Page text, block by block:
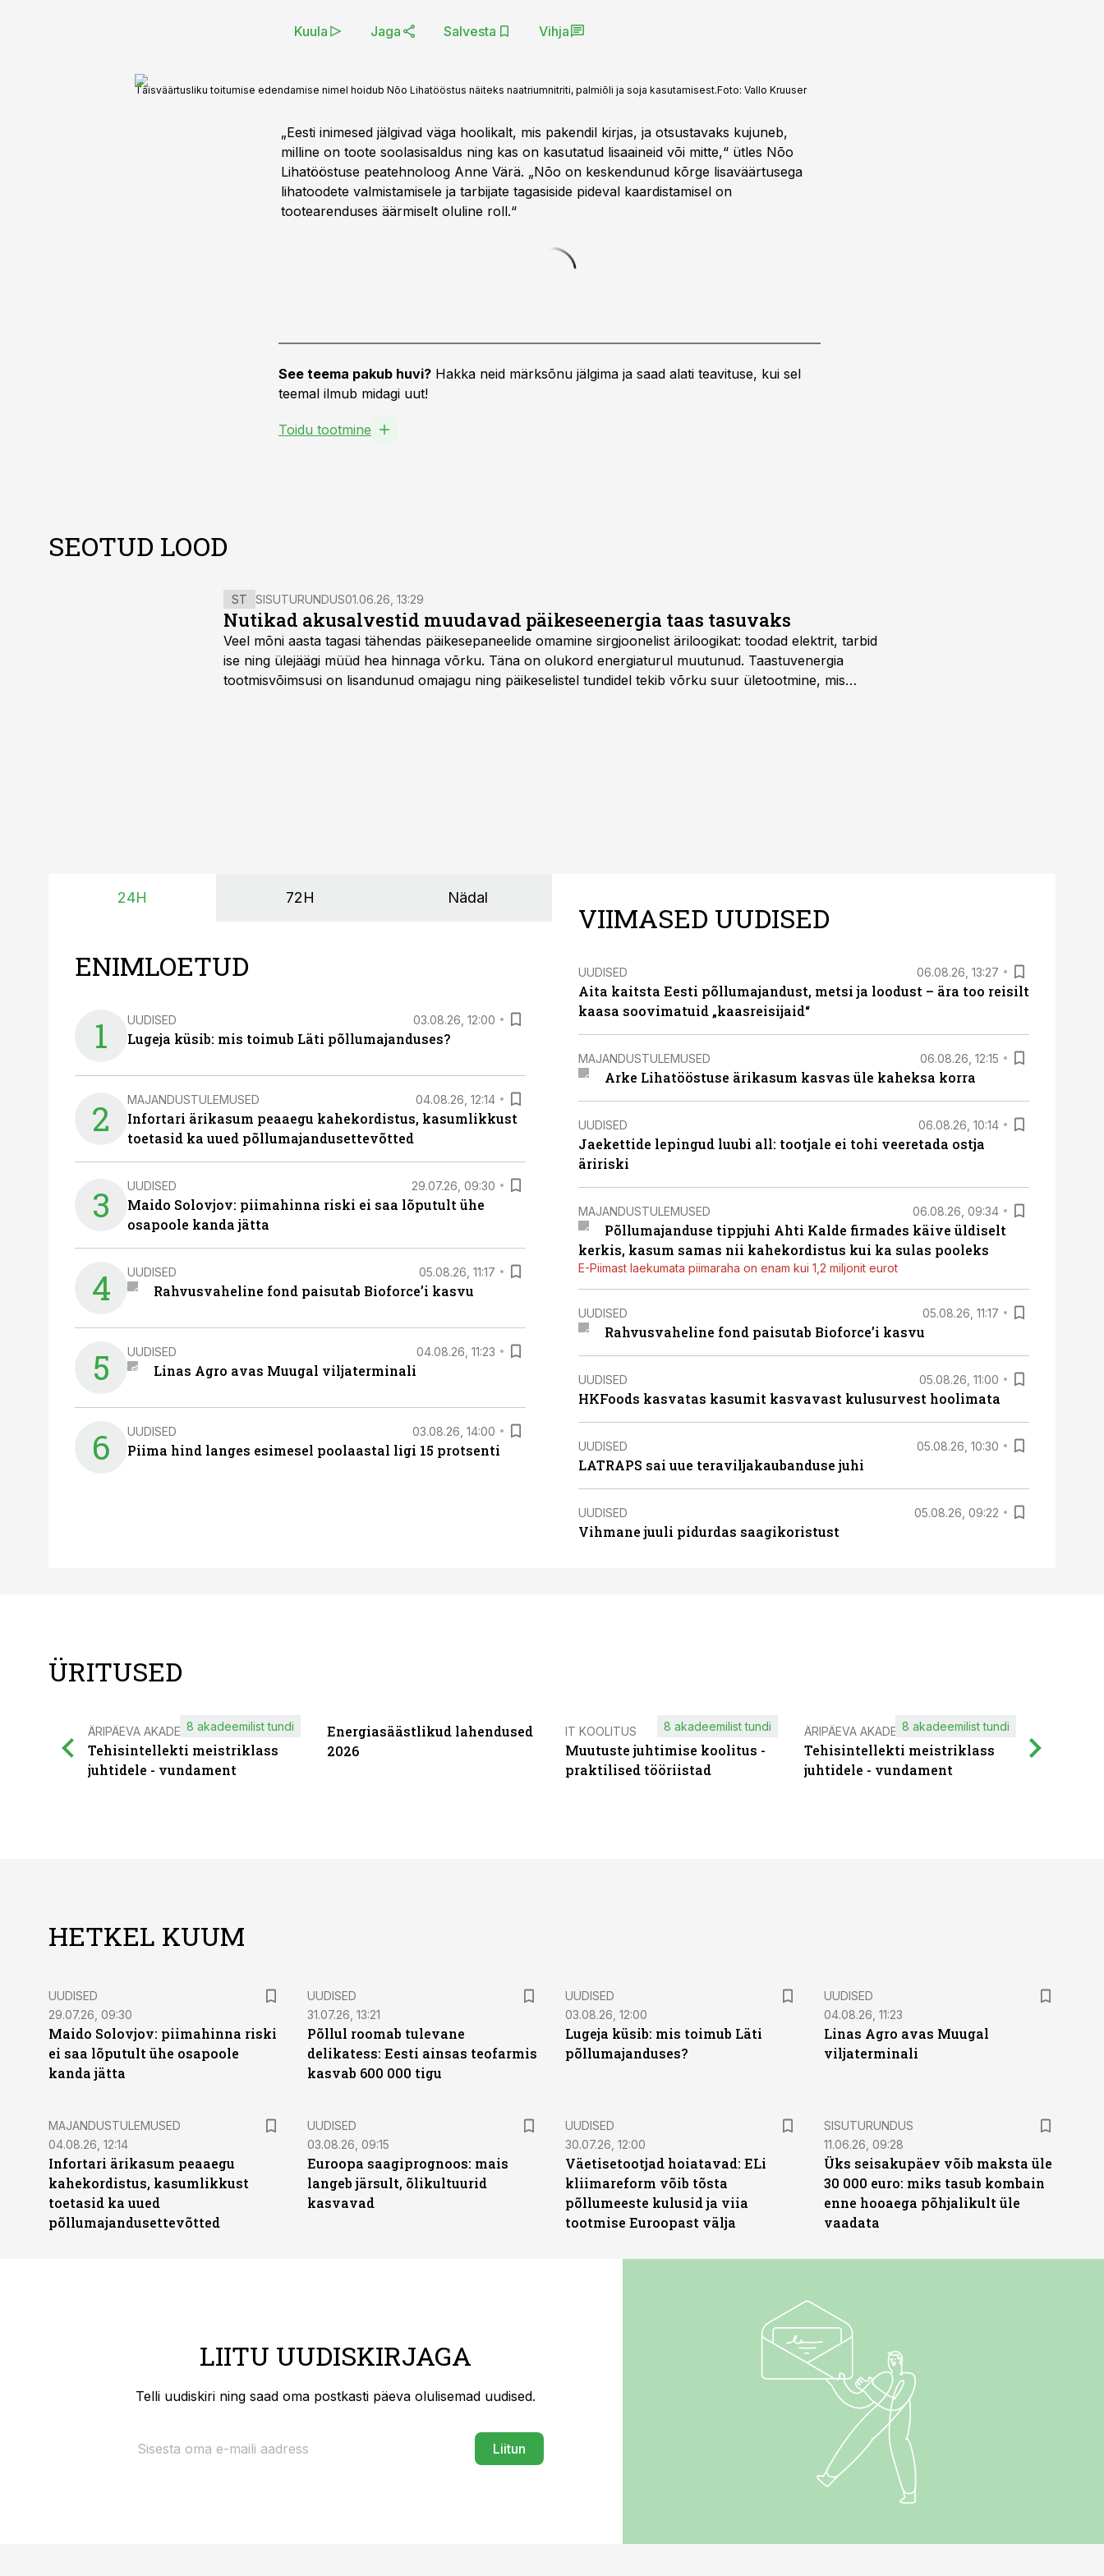
Kuula Jaga Salvesta Vihja
Täisväärtusliku toitumise edendamise nimel hoidub Nõo Lihatööstus näiteks naatriumnitriti, palmiõli ja soja kasutamisest.Foto: Vallo Kruuser
„Eesti inimesed jälgivad väga hoolikalt, mis pakendil kirjas, ja otsustavaks kujuneb,
milline on toote soolasisaldus ning kas on kasutatud lisaaineid või mitte,“ ütles Nõo
Lihatööstuse peatehnoloog Anne Värä. „Nõo on keskendunud kõrge lisaväärtusega
lihatoodete valmistamisele ja tarbijate tagasiside pideval kaardistamisel on
tootearenduses äärmiselt oluline roll.“
See teema pakub huvi? Hakka neid märksõnu jälgima ja saad alati teavituse, kui sel
teemal ilmub midagi uut!
Toidu tootmine
SEOTUD LOOD
ST SISUTURUNDUS01.06.26, 13:29
Nutikad akusalvestid muudavad päikeseenergia taas tasuvaks
Veel mõni aasta tagasi tähendas päikesepaneelide omamine sirgjoonelist äriloogikat: toodad elektrit, tarbid
ise ning ülejäägi müüd hea hinnaga võrku. Täna on olukord energiaturul muutunud. Taastuvenergia
tootmisvõimsusi on lisandunud omajagu ning päikeselistel tundidel tekib võrku suur ületootmine, mis
24H 72H Nädal
ENIMLOETUD
1 UUDISED 03.08.26, 12:00
Lugeja küsib: mis toimub Läti põllumajanduses?
2 MAJANDUSTULEMUSED 04.08.26, 12:14
Infortari ärikasum peaaegu kahekordistus, kasumlikkust
toetasid ka uued põllumajandusettevõtted
3 UUDISED 29.07.26, 09:30
Maido Solovjov: piimahinna riski ei saa lõputult ühe
osapoole kanda jätta
4 UUDISED 05.08.26, 11:17
Rahvusvaheline fond paisutab Bioforce’i kasvu
5 UUDISED 04.08.26, 11:23
Linas Agro avas Muugal viljaterminali
6 UUDISED 03.08.26, 14:00
Piima hind langes esimesel poolaastal ligi 15 protsenti
VIIMASED UUDISED
UUDISED 06.08.26, 13:27
Aita kaitsta Eesti põllumajandust, metsi ja loodust – ära too reisilt
kaasa soovimatuid „kaasreisijaid“
MAJANDUSTULEMUSED 06.08.26, 12:15
Arke Lihatööstuse ärikasum kasvas üle kaheksa korra
UUDISED 06.08.26, 10:14
Jaekettide lepingud luubi all: tootjale ei tohi veeretada ostja
äririski
MAJANDUSTULEMUSED 06.08.26, 09:34
Põllumajanduse tippjuhi Ahti Kalde firmades käive üldiselt
kerkis, kasum samas nii kahekordistus kui ka sulas pooleks
E-Piimast laekumata piimaraha on enam kui 1,2 miljonit eurot
UUDISED 05.08.26, 11:17
Rahvusvaheline fond paisutab Bioforce’i kasvu
UUDISED 05.08.26, 11:00
HKFoods kasvatas kasumit kasvavast kulusurvest hoolimata
UUDISED 05.08.26, 10:30
LATRAPS sai uue teraviljakaubanduse juhi
UUDISED 05.08.26, 09:22
Vihmane juuli pidurdas saagikoristust
ÜRITUSED
ÄRIPÄEVA AKADEEMIA
Tehisintellekti meistriklass
juhtidele - vundament
8 akadeemilist tundi
Energiasäästlikud lahendused
2026
IT KOOLITUS
Muutuste juhtimise koolitus -
praktilised tööriistad
8 akadeemilist tundi ÄRIPÄEVA AKADEEMIA
Tehisintellekti meistriklass
juhtidele - vundament
8 akadeemilist tundi
HETKEL KUUM
UUDISED
29.07.26, 09:30
Maido Solovjov: piimahinna riski
ei saa lõputult ühe osapoole
kanda jätta
UUDISED
31.07.26, 13:21
Põllul roomab tulevane
delikatess: Eesti ainsas teofarmis
kasvab 600 000 tigu
UUDISED
03.08.26, 12:00
Lugeja küsib: mis toimub Läti
põllumajanduses?
UUDISED
04.08.26, 11:23
Linas Agro avas Muugal
viljaterminali
MAJANDUSTULEMUSED
04.08.26, 12:14
Infortari ärikasum peaaegu
kahekordistus, kasumlikkust
toetasid ka uued
põllumajandusettevõtted
UUDISED
03.08.26, 09:15
Euroopa saagiprognoos: mais
langeb järsult, õlikultuurid
kasvavad
UUDISED
30.07.26, 12:00
Väetisetootjad hoiatavad: ELi
kliimareform võib tõsta
põllumeeste kulusid ja viia
tootmise Euroopast välja
ST
SISUTURUNDUS
11.06.26, 09:28
Üks seisakupäev võib maksta üle
30 000 euro: miks tasub kombain
enne hooaega põhjalikult üle
vaadata
LIITU UUDISKIRJAGA
Telli uudiskiri ning saad oma postkasti päeva olulisemad uudised.
Liitun